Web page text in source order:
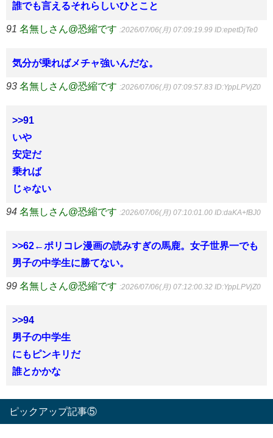
誰でも言えるそれらしいひとこと
91 名無しさん@恐縮です :2026/07/06(月) 07:09:19.99 ID:epetDjTe0
気分が乗ればメチャ強いんだな。
93 名無しさん@恐縮です :2026/07/06(月) 07:09:57.83 ID:YppLPVjZ0
>>91
いや
安定だ
乗れば
じゃない
94 名無しさん@恐縮です :2026/07/06(月) 07:10:01.00 ID:daKA+fBJ0
>>62←ポリコレ漫画の読みすぎの馬鹿。女子世界一でも
男子の中学生に勝てない。
99 名無しさん@恐縮です :2026/07/06(月) 07:12:00.32 ID:YppLPVjZ0
>>94
男子の中学生
にもピンキリだ
誰とかかな
ピックアップ記事⑤